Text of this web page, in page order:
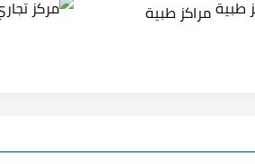
مراكز طبية